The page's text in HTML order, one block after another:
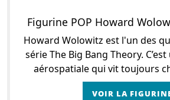
Figurine POP Howard
Howard Wolowitz est l'un des
série The Big Bang Theory.
aérospatiale qui vit toujours
travaille à l’Université de
VOIR LA